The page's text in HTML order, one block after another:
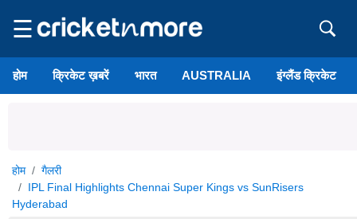
☰
होम क्रिकेट ख़बरें भारत AUSTRALIA इंग्लैंड क्रिकेट
होम
गैलरी
IPL Final Highlights Chennai Super Kings vs SunRisers
Hyderabad